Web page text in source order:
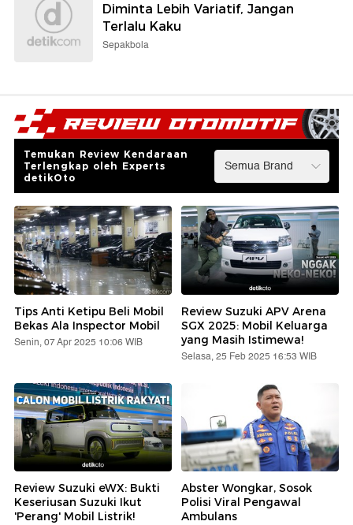
Diminta Lebih Variatif, Jangan
Terlalu Kaku
Sepakbola
Temukan Review Kendaraan
Terlengkap oleh Experts
detikOto
Tips Anti Ketipu Beli Mobil
Bekas Ala Inspector Mobil
Senin, 07 Apr 2025 10:06 WIB
Review Suzuki APV Arena
SGX 2025: Mobil Keluarga
yang Masih Istimewa!
Selasa, 25 Feb 2025 16:53 WIB
Review Suzuki eWX: Bukti
Keseriusan Suzuki Ikut
'Perang' Mobil Listrik!
Abster Wongkar, Sosok
Polisi Viral Pengawal
Ambulans